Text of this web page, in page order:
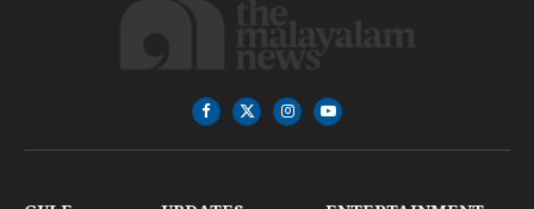
Facebook
X
(Twitter)
InstagramYouTube